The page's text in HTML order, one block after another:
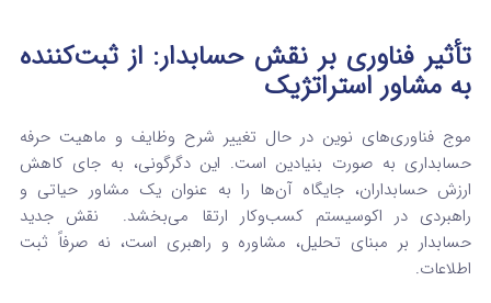
تأثیر فناوری بر نقش حسابدار: از ثبت‌کننده
به مشاور استراتژیک
موج فناوری‌های نوین در حال تغییر شرح وظایف و ماهیت حرفه
حسابداری به صورت بنیادین است. این دگرگونی، به جای کاهش
ارزش حسابداران، جایگاه آن‌ها را به عنوان یک مشاور حیاتی و
راهبردی در اکوسیستم کسب‌وکار ارتقا می‌بخشد.
نقش جدید
حسابدار بر مبنای تحلیل، مشاوره و راهبری است، نه صرفاً ثبت
اطلاعات.